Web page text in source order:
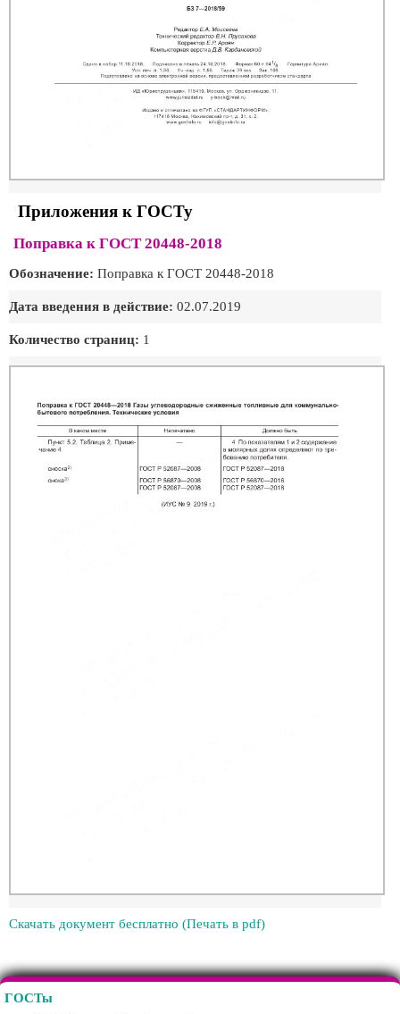
Приложения к ГОСТу
Поправка к ГОСТ 20448-2018
Обозначение: Поправка к ГОСТ 20448-2018
Дата введения в действие: 02.07.2019
Количество страниц: 1
Скачать документ бесплатно (Печать в pdf)
ГОСТы